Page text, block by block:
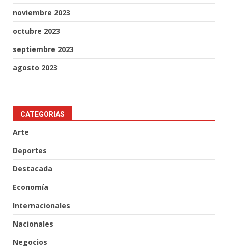
noviembre 2023
octubre 2023
septiembre 2023
agosto 2023
CATEGORIAS
Arte
Deportes
Destacada
Economía
Internacionales
Nacionales
Negocios